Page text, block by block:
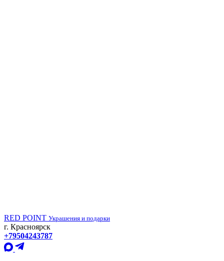
RED POINT Украшения и подарки
г. Красноярск
+79504243787